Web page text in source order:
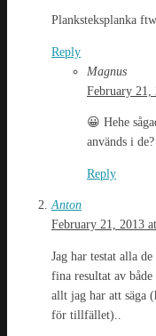
Planksteksplanka
Reply
Magnus
February 21,
😀 Hehe
används i de?
Reply
Anton
February 21, 2013
Jag har testat alla
fina resultat av
allt jag har att säga
för tillfället)..